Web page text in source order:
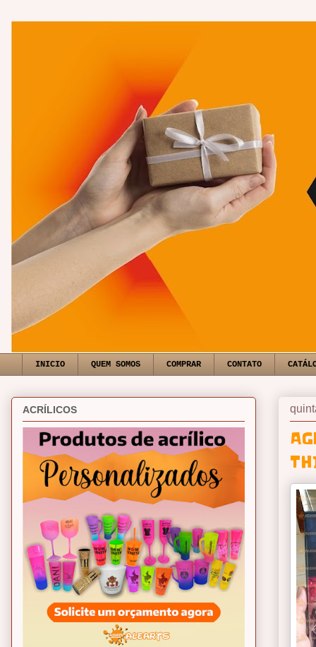
INICIO QUEM SOMOS COMPRAR CONTATO
ACRÍLICOS